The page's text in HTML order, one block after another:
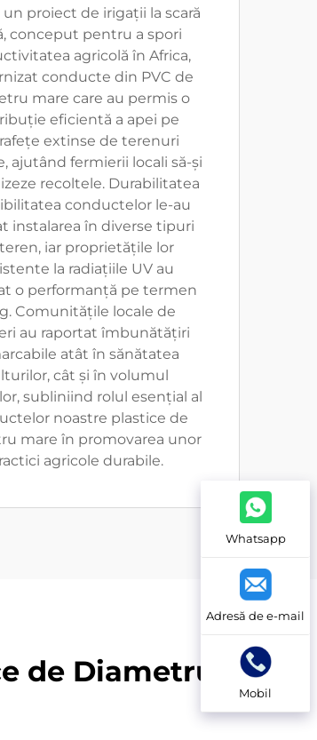
proiect de irigații la scară
conceput pentru a spori
agricolă în Africa,
conducte din PVC de
mare care au permis o
eficientă a apei pe
extinse de terenuri
ajutând fermierii locali să-și
recoltele. Durabilitatea
conductelor le-au
instalarea în diverse tipuri
iar proprietățile lor
la radiațiile UV au
o performanță pe termen
Comunitățile locale de
au raportat îmbunătățiri
atât în sănătatea
cât și în volumul
subliniind rolul esențial al
noastre plastice de
mare în promovarea unor
agricole durabile.
de Diametru
Whatsapp
Adresă de e-mail
Mobil